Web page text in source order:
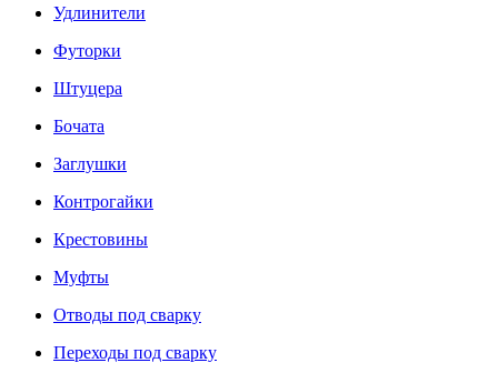
Удлинители
Футорки
Штуцера
Бочата
Заглушки
Контрогайки
Крестовины
Муфты
Отводы под сварку
Переходы под сварку